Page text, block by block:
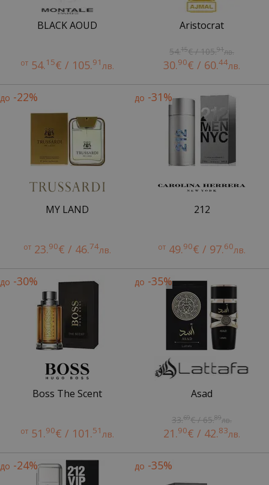
BLACK AOUD
от 54.15€ / 105.91лв.
Aristocrat
54.15€ / 105.91лв.
30.90€ / 60.44лв.
до -22%
MY LAND
от 23.90€ / 46.74лв.
до -31%
212
от 49.90€ / 97.60лв.
до -30%
Boss The Scent
от 51.90€ / 101.51лв.
до -35%
Asad
33.69€ / 65.89лв.
21.90€ / 42.83лв.
до -24% до -35%